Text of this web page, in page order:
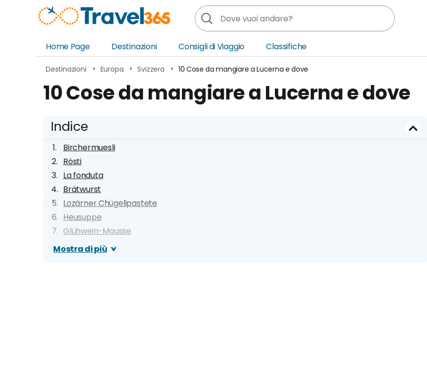
Home Page
Destinazioni
Asia
Europa
Oceania
Nord America
America Centrale
Consigli di Viaggio Classifiche
Destinazioni Europa Svizzera 10 Cose da mangiare a Lucerna e dove
10 Cose da mangiare a Lucerna e dove
Indice
Birchermuesli
Rösti
La fonduta
Brätwurst
Lozärner Chügelipastete
Heusuppe
Glühwein-Mousse
I Bretzel
Mostra di più